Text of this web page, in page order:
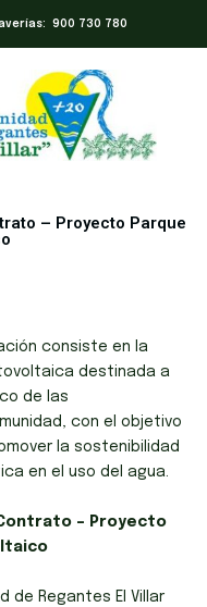
900 730 780
– Proyecto Parque
consiste en la
destinada a
de las
con el objetivo
la sostenibilidad
en el uso del agua.
– Proyecto
de Regantes El Villar